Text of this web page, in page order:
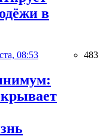
в
08:53 483